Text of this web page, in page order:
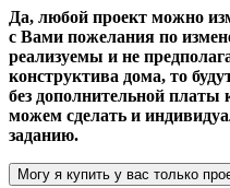
Да, любой проект можно
с Вами пожелания по
реализуемы и не
конструктива дома, то
без дополнительной
можем сделать и
заданию.
Могу я купить у вас только